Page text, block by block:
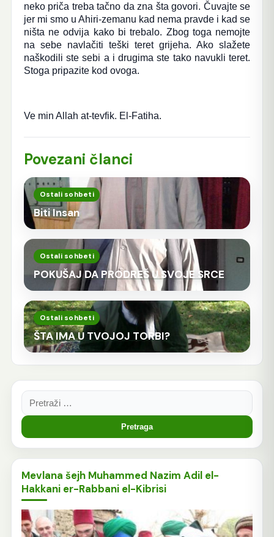
neko priča treba tačno da zna šta govori. Čuvajte se
jer mi smo u Ahiri-zemanu kad nema pravde i kad se
ništa ne odvija kako bi trebalo. Zbog toga nemojte
na sebe navlačiti teški teret grijeha. Ako slažete
naškodili ste sebi a i drugima ste tako navukli teret.
Stoga pripazite kod ovoga.
Ve min Allah at-tevfik. El-Fatiha.
Povezani članci
Ostali sohbeti
Biti Insan
Ostali sohbeti
POKUŠAJ DA PRODREŠ U SVOJE SRCE
Ostali sohbeti
ŠTA IMA U TVOJOJ TORBI?
Pretraga:
Mevlana šejh Muhammed Nazim Adil el-
Hakkani er-Rabbani el-Kibrisi